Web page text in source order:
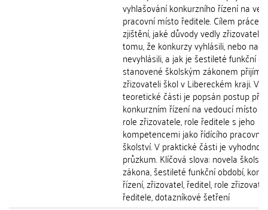
vyhlašování konkurzního řízení na
pracovní místo ředitele. Cílem práce je
zjištění, jaké důvody vedly zřizovatele
tomu, že konkurzy vyhlásili, nebo
nevyhlásili, a jak je šestileté funkční
stanovené školským zákonem
zřizovateli škol v Libereckém kraji. V
teoretické části je popsán postup při
konkurzním řízení na vedoucí místo
role zřizovatele, role ředitele s jeho
kompetencemi jako řídícího
školství. V praktické části je
průzkum. Klíčová slova: novela
zákona, šestileté funkční období,
řízení, zřizovatel, ředitel, role
ředitele, dotazníkové šetření